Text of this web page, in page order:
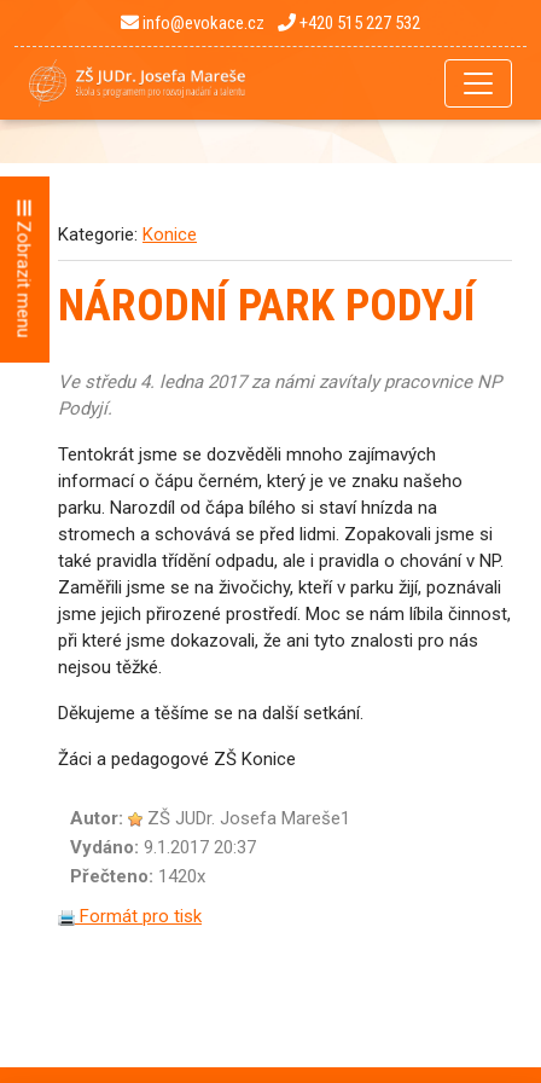
info@evokace.cz +420 515 227 532
Kategorie: Konice
NÁRODNÍ PARK PODYJÍ
Ve středu 4. ledna 2017 za námi zavítaly pracovnice NP
Podyjí.
Tentokrát jsme se dozvěděli mnoho zajímavých
informací o čápu černém, který je ve znaku našeho
parku. Narozdíl od čápa bílého si staví hnízda na
stromech a schovává se před lidmi. Zopakovali jsme si
také pravidla třídění odpadu, ale i pravidla o chování v NP.
Zaměřili jsme se na živočichy, kteří v parku žijí, poznávali
jsme jejich přirozené prostředí. Moc se nám líbila činnost,
při které jsme dokazovali, že ani tyto znalosti pro nás
nejsou těžké.
Děkujeme a těšíme se na další setkání.
Žáci a pedagogové ZŠ Konice
Autor:
ZŠ JUDr. Josefa Mareše1
Vydáno: 9.1.2017 20:37
Přečteno: 1420x
Formát pro tisk
Zobrazit menu